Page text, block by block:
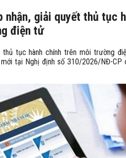
nhận, giải quyết thủ tục
điện tử
thủ tục hành chính trên môi trường
tại Nghị định số 310/2026/NĐ-CP